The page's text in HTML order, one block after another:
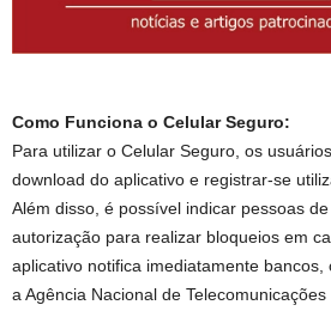
Como Funciona o Celular Seguro:
Para utilizar o Celular Seguro, os
download do aplicativo e registrar-se
Além disso, é possível indicar pessoas
autorização para realizar bloqueios em
aplicativo notifica imediatamente
a Agência Nacional de